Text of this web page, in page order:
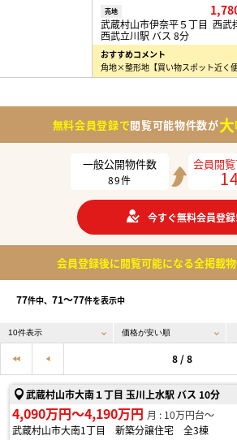
売地
武蔵村山市伊奈平５丁目 西武
西武立川駅 バス 8分
おすすめコメント
無料会員登録で閲覧可能物件数が
一般公開物件数
89件
会員閲
今すぐ無料会員登
会員登録後に閲覧可能になる全掲載
77件中、 71〜77件を表示中
8 / 8
武蔵村山市大南１丁目 玉川上水駅 バス 10分
4,090万円〜4,190万円 月 : 10万円台〜
武蔵村山市大南1丁目 新築分譲住宅 全3棟